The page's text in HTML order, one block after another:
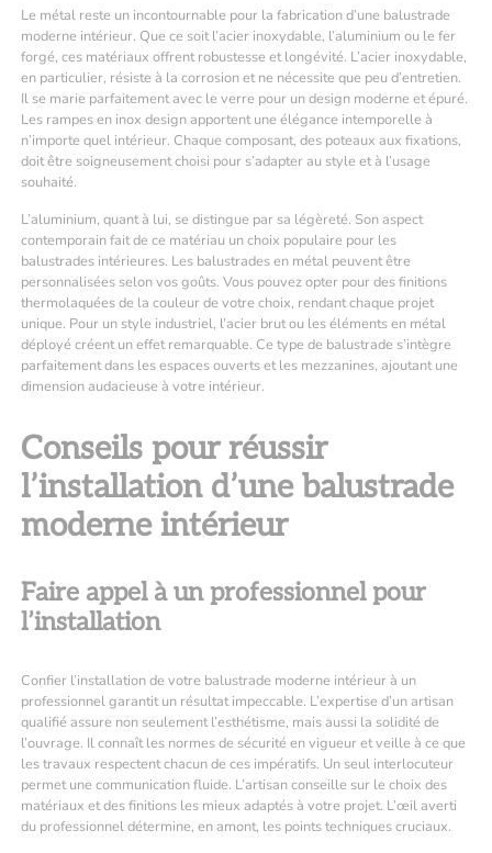
Le métal reste un incontournable pour la fabrication d’une balustrade
moderne intérieur. Que ce soit l’acier inoxydable, l’aluminium ou le fer
forgé, ces matériaux offrent robustesse et longévité. L’acier inoxydable,
en particulier, résiste à la corrosion et ne nécessite que peu d’entretien.
Il se marie parfaitement avec le verre pour un design moderne et épuré.
Les rampes en inox design apportent une élégance intemporelle à
n’importe quel intérieur. Chaque composant, des poteaux aux fixations,
doit être soigneusement choisi pour s’adapter au style et à l’usage
souhaité.
L’aluminium, quant à lui, se distingue par sa légèreté. Son aspect
contemporain fait de ce matériau un choix populaire pour les
balustrades intérieures. Les balustrades en métal peuvent être
personnalisées selon vos goûts. Vous pouvez opter pour des finitions
thermolaquées de la couleur de votre choix, rendant chaque projet
unique. Pour un style industriel, l’acier brut ou les éléments en métal
déployé créent un effet remarquable. Ce type de balustrade s’intègre
parfaitement dans les espaces ouverts et les mezzanines, ajoutant une
dimension audacieuse à votre intérieur.
Conseils pour réussir
l’installation d’une balustrade
moderne intérieur
Faire appel à un professionnel pour
l’installation
Confier l’installation de votre balustrade moderne intérieur à un
professionnel garantit un résultat impeccable. L’expertise d’un artisan
qualifié assure non seulement l’esthétisme, mais aussi la solidité de
l’ouvrage. Il connaît les normes de sécurité en vigueur et veille à ce que
les travaux respectent chacun de ces impératifs. Un seul interlocuteur
permet une communication fluide. L’artisan conseille sur le choix des
matériaux et des finitions les mieux adaptés à votre projet. L’œil averti
du professionnel détermine, en amont, les points techniques cruciaux.